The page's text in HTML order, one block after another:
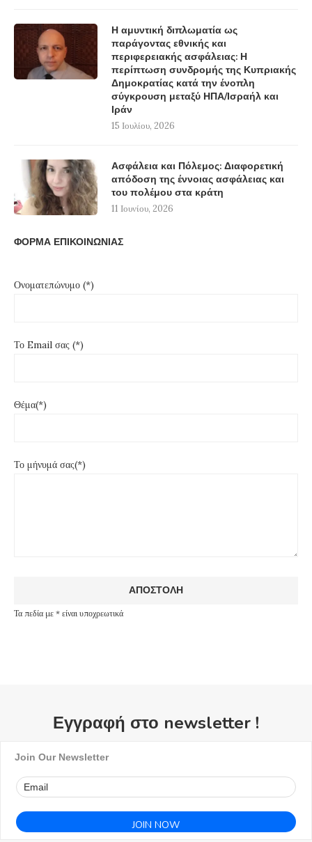
Η αμυντική διπλωματία ως
παράγοντας εθνικής και
περιφερειακής ασφάλειας: Η
περίπτωση συνδρομής της Κυπριακής
Δημοκρατίας κατά την ένοπλη
σύγκρουση μεταξύ ΗΠΑ/Ισραήλ και
Ιράν
15 Ιουλίου, 2026
Ασφάλεια και Πόλεμος: Διαφορετική
απόδοση της έννοιας ασφάλειας και
του πολέμου στα κράτη
11 Ιουνίου, 2026
ΦΟΡΜΑ ΕΠΙΚΟΙΝΩΝΙΑΣ
Ονοματεπώνυμο (*)
Το Email σας (*)
Θέμα(*)
Το μήνυμά σας(*)
Τα πεδία με * είναι υποχρεωτικά
Εγγραφή στο newsletter !
Join Our Newsletter